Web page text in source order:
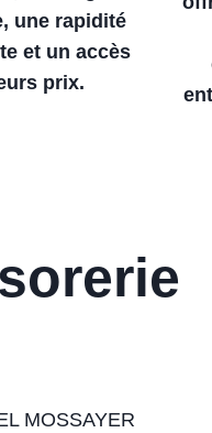
une rapidité
et un accès
prix.
MOSSAYER